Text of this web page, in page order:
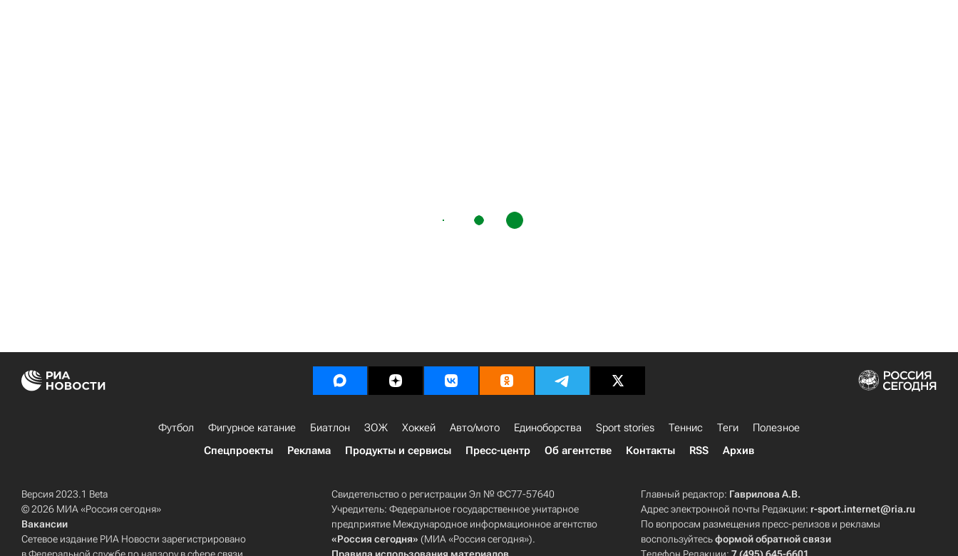
Футбол Фигурное катание Биатлон ЗОЖ Хоккей Авто/мото Единоборства Sport stories Теннис Теги
Полезное
Спецпроекты
Реклама Продукты и сервисы Пресс-центр Об агентстве Контакты RSS Архив
Версия 2023.1 Beta
© 2026 МИА «Россия сегодня»
Вакансии
Сетевое издание РИА Новости зарегистрировано
Свидетельство о регистрации Эл № ФС77-57640
Учредитель: Федеральное государственное унитарное
предприятие Международное информационное агентство
«Россия сегодня» (МИА «Россия сегодня»).
Главный редактор: Гаврилова А.В.
Адрес электронной почты Редакции: r-sport.internet@ria.ru
По вопросам размещения пресс-релизов и рекламы
воспользуйтесьформой обратной связи